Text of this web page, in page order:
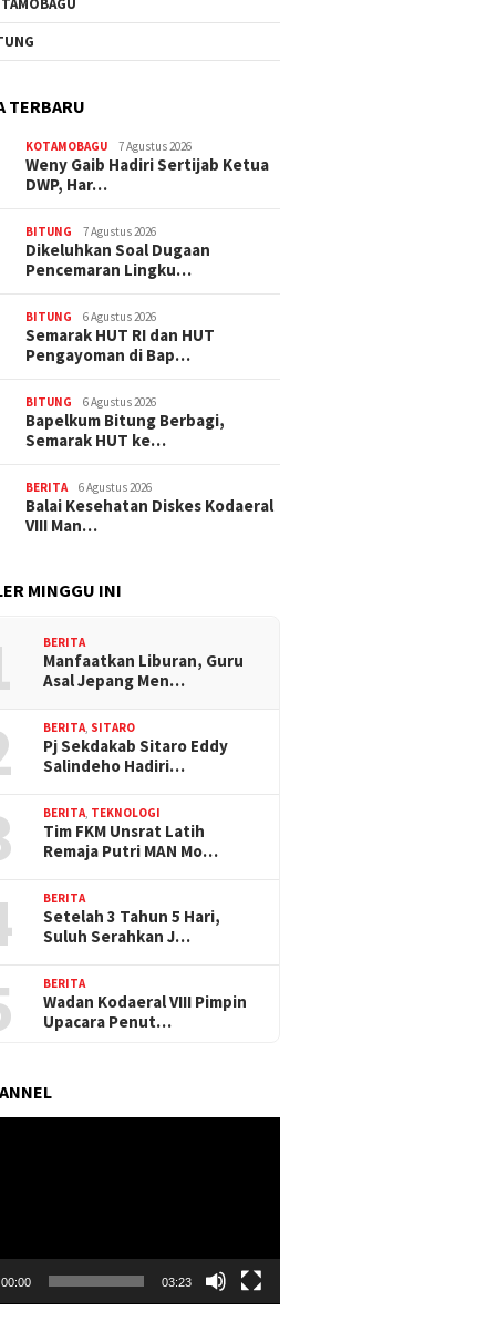
TERBARU
KOTAMOBAGU 7 Agustus 2026
Weny Gaib Hadiri Sertijab Ketua
DWP, Har…
BITUNG 7 Agustus 2026
Dikeluhkan Soal Dugaan
Pencemaran Lingku…
BITUNG 6 Agustus 2026
Semarak HUT RI dan HUT
Pengayoman di Bap…
BITUNG 6 Agustus 2026
‎Bapelkum Bitung Berbagi,
Semarak HUT ke…
BERITA 6 Agustus 2026
Balai Kesehatan Diskes Kodaeral
VIII Man…
MINGGU INI
BERITA
Manfaatkan Liburan, Guru
Asal Jepang Men…
BERITA SITARO
Pj Sekdakab Sitaro Eddy
Salindeho Hadiri…
BERITA TEKNOLOGI
Tim FKM Unsrat Latih
Remaja Putri MAN Mo…
BERITA
Setelah 3 Tahun 5 Hari,
Suluh Serahkan J…
BERITA
Wadan Kodaeral VIII Pimpin
Upacara Penut…
00:00 03:23